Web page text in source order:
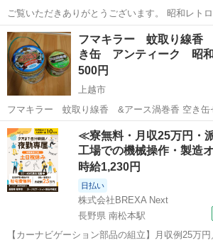
ご覧いただきありがとうございます。 昭和レトロ 手動レジスターで
す。 かなり重いです。 15kg前後だと思います。
ます。 左のフタが閉まり難いです。 中古品であることをご理解いただ
ける方のみ、ご購入を...
新潟 燕市 吉田駅 インテリア雑貨/小
フマキラー 蚊取り線
き缶 アンティーク 昭和
500円
上越市
フマキラー 蚊取り線香 &アース渦巻香 空き缶セ
しのアイテム 希少な1品いかがでしょうか 昭和レトロ アンティー
ク 希少 ・フマキラー 蚊取り線香 本練りジャンボ ・アース渦巻
香 アロマグリーンの香...
新潟 上越市 インテリア雑貨/小物
≪寮無料・月収25万円・
工場での機械操作・製造
時給1,230円
日払い
株式会社BREXA Next
長野県 南松本駅
【カーナビゲーション部品の組立】月収例25万